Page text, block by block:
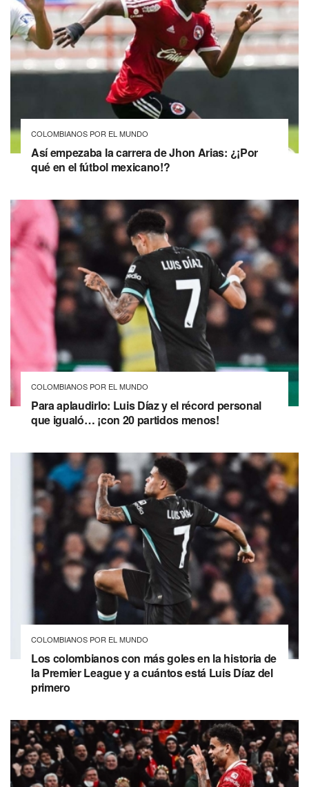
COLOMBIANOS POR EL MUNDO
Así empezaba la carrera de Jhon Arias: ¿¡Por
qué en el fútbol mexicano!?
COLOMBIANOS POR EL MUNDO
Para aplaudirlo: Luis Díaz y el récord personal
que igualó… ¡con 20 partidos menos!
COLOMBIANOS POR EL MUNDO
Los colombianos con más goles en la historia de
la Premier League y a cuántos está Luis Díaz del
primero